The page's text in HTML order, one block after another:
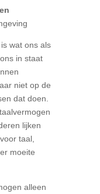
wat ons als
in staat
niet op de
dat doen.
lijken
taal,
moeite
alleen